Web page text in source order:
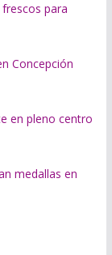
para
Concepción
en pleno centro
medallas en